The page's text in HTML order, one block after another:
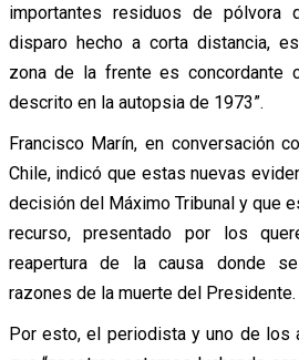
importantes residuos de pólvora
disparo hecho a corta distancia,
zona de la frente es concordante
descrito en la autopsia de 1973”.
Francisco Marín, en conversación
Chile, indicó que estas nuevas
decisión del Máximo Tribunal y que
recurso, presentado por los
reapertura de la causa donde
razones de la muerte del Presidente.
Por esto, el periodista y uno de los